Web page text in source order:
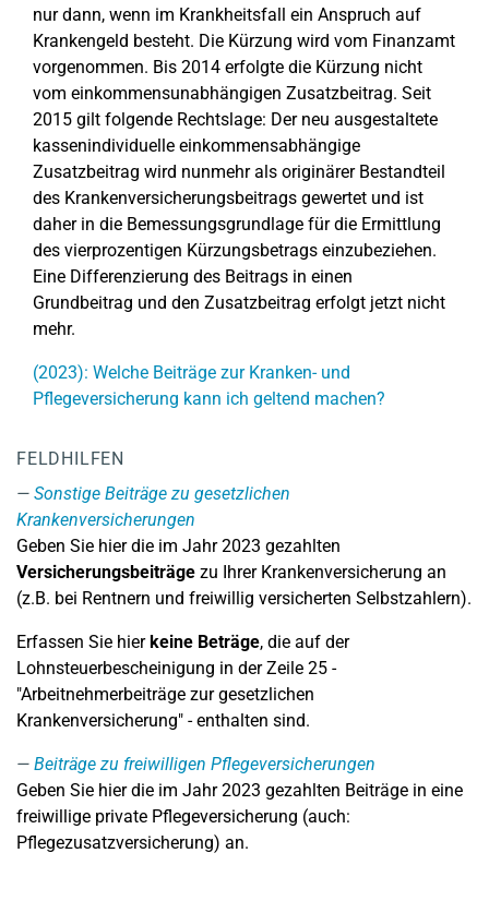
nur dann, wenn im Krankheitsfall ein Anspruch auf
Krankengeld besteht. Die Kürzung wird vom Finanzamt
vorgenommen. Bis 2014 erfolgte die Kürzung nicht
vom einkommensunabhängigen Zusatzbeitrag. Seit
2015 gilt folgende Rechtslage: Der neu ausgestaltete
kassenindividuelle einkommensabhängige
Zusatzbeitrag wird nunmehr als originärer Bestandteil
des Krankenversicherungsbeitrags gewertet und ist
daher in die Bemessungsgrundlage für die Ermittlung
des vierprozentigen Kürzungsbetrags einzubeziehen.
Eine Differenzierung des Beitrags in einen
Grundbeitrag und den Zusatzbeitrag erfolgt jetzt nicht
mehr.
(2023): Welche Beiträge zur Kranken- und
Pflegeversicherung kann ich geltend machen?
FELDHILFEN
Sonstige Beiträge zu gesetzlichen
Krankenversicherungen
Geben Sie hier die im Jahr 2023 gezahlten
Versicherungsbeiträge zu Ihrer Krankenversicherung an
(z.B. bei Rentnern und freiwillig versicherten Selbstzahlern).
Erfassen Sie hierkeine Beträge, die auf der
Lohnsteuerbescheinigung in der Zeile 25 -
"Arbeitnehmerbeiträge zur gesetzlichen
Krankenversicherung" - enthalten sind.
Beiträge zu freiwilligen Pflegeversicherungen
Geben Sie hier die im Jahr 2023 gezahlten Beiträge in eine
freiwillige private Pflegeversicherung (auch:
Pflegezusatzversicherung) an.